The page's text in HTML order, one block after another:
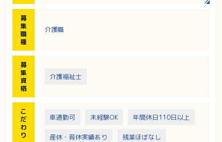
募
集
職
種
介護職
募
集
資
格
介護福祉士
こ
だ
わ
り
車通勤可 未経験OK 年間休日110日以上
産休・育休実績あり 残業ほぼなし